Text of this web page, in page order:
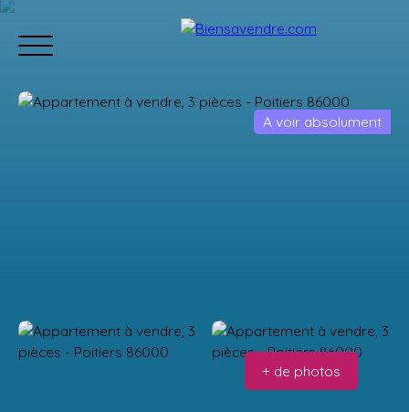
A voir absolument
+ de photos